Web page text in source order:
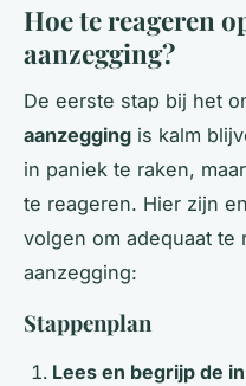
Hoe te reageren
aanzegging?
De eerste stap bij het
aanzegging is kalm
in paniek te raken,
te reageren. Hier zijn
volgen om adequaat te
aanzegging:
Stappenplan
Lees en begrijp de